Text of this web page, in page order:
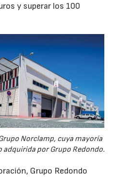
y superar los 100
Norclamp, cuya mayoría
adquirida por Grupo Redondo.
Grupo Redondo